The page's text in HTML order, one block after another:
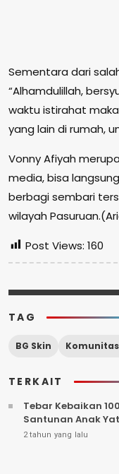
Sementara dari
“Alhamdulillah,
waktu istirahat
yang lain di rumah,
Vonny Afiyah
media, bisa
berbagi sembari
wilayah
Post Views: 160
TAG
BG Skin Komunitas
TERKAIT
Tebar Kebaikan
Santunan Anak
2 tahun yang lalu